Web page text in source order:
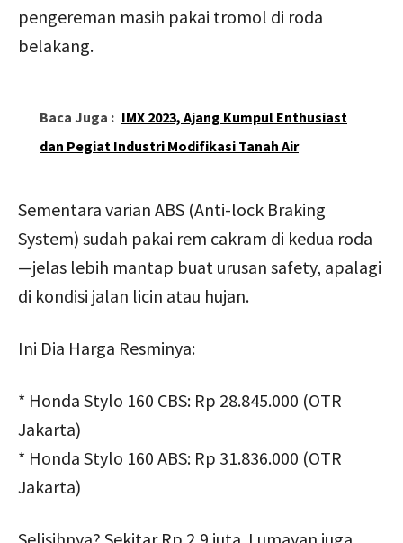
pengereman masih pakai tromol di roda
belakang.
Baca Juga : IMX 2023, Ajang Kumpul Enthusiast
dan Pegiat Industri Modifikasi Tanah Air
Sementara varian ABS (Anti-lock Braking
System) sudah pakai rem cakram di kedua roda
—jelas lebih mantap buat urusan safety, apalagi
di kondisi jalan licin atau hujan.
Ini Dia Harga Resminya:
* Honda Stylo 160 CBS: Rp 28.845.000 (OTR
Jakarta)
* Honda Stylo 160 ABS: Rp 31.836.000 (OTR
Jakarta)